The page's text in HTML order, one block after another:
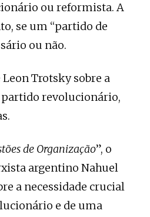
ou reformista. A
se um “partido de
ou não.
Trotsky sobre a
partido revolucionário,
de Organização”, o
argentino Nahuel
a necessidade crucial
e de uma